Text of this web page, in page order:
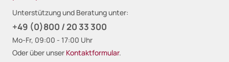
Unterstützung und Beratung unter:
+49 (0)800 / 20 33 300
Mo-Fr, 09:00 - 17:00 Uhr
Oder über unser Kontaktformular.